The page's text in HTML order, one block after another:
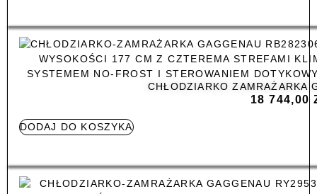
CHŁODZIARKO ZAMRAŻARKA
18 744,00
DODAJ DO KOSZYKA